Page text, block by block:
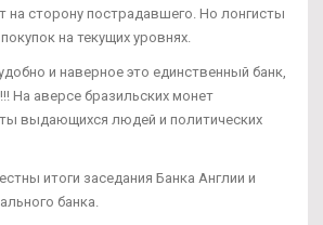
на сторону пострадавшего. Но лонгисты
на текущих уровнях.
и наверное это единственный банк,
На аверсе бразильских монет
выдающихся людей и политических
итоги заседания Банка Англии и
банка.